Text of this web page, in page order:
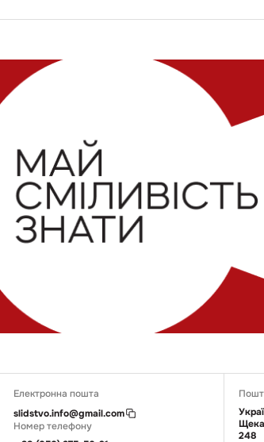
Електронна пошта
slidstvo.info@gmail.com
Номер телефону
248